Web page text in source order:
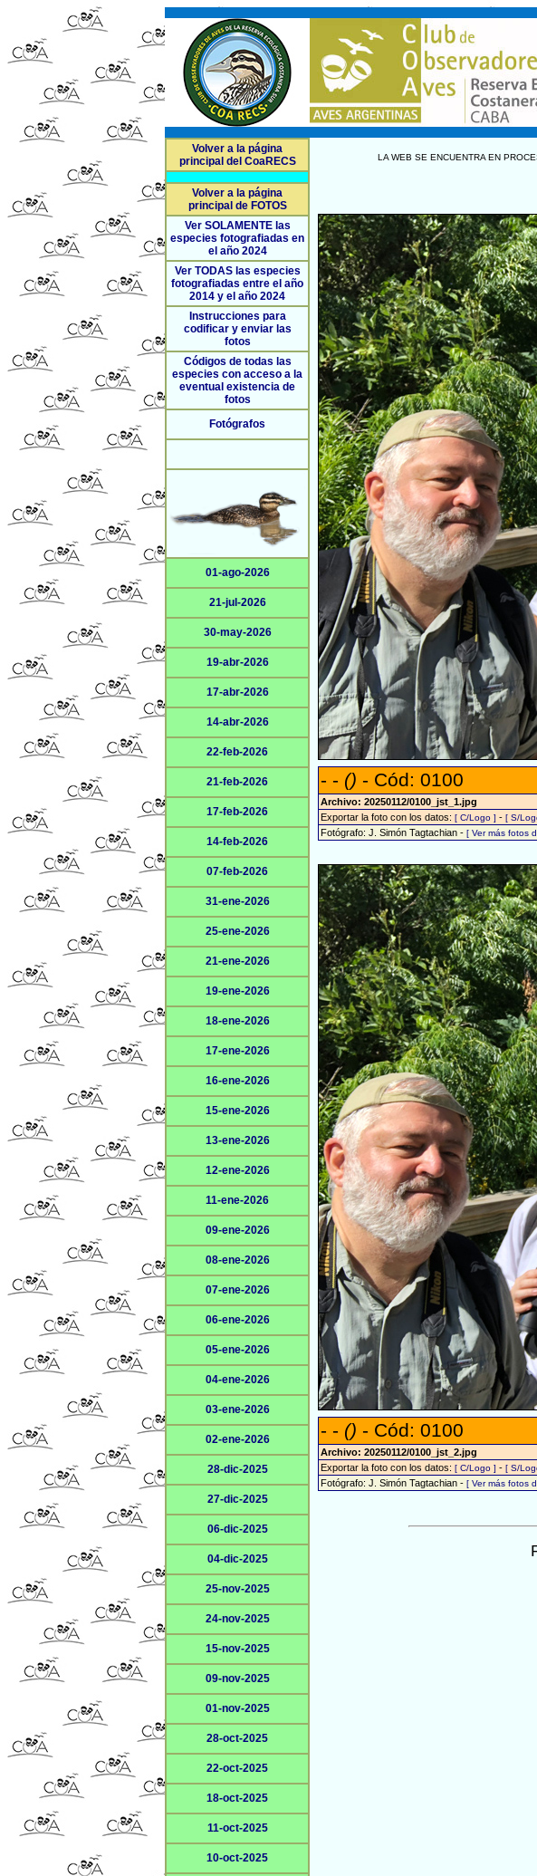
Volver a la página
principal del CoaRECS
Volver a la página
principal de FOTOS
Ver SOLAMENTE las
especies fotografiadas en
el año 2024
Ver TODAS las especies
fotografiadas entre el año
2014 y el año 2024
Instrucciones para
codificar y enviar las
fotos
Códigos de todas las
especies con acceso a la
eventual existencia de
fotos
Fotógrafos
01-ago-2026
21-jul-2026
30-may-2026
19-abr-2026
17-abr-2026
14-abr-2026
22-feb-2026
21-feb-2026
17-feb-2026
14-feb-2026
07-feb-2026
31-ene-2026
25-ene-2026
21-ene-2026
19-ene-2026
18-ene-2026
17-ene-2026
16-ene-2026
15-ene-2026
13-ene-2026
12-ene-2026
11-ene-2026
09-ene-2026
08-ene-2026
07-ene-2026
06-ene-2026
05-ene-2026
04-ene-2026
03-ene-2026
02-ene-2026
28-dic-2025
27-dic-2025
06-dic-2025
04-dic-2025
25-nov-2025
24-nov-2025
15-nov-2025
09-nov-2025
01-nov-2025
28-oct-2025
22-oct-2025
18-oct-2025
11-oct-2025
10-oct-2025
LA WEB SE ENCUENTRA EN
- - () - Cód: 0100
Archivo: 20250112/0100_jst_1.jpg
Exportar la foto con los datos: [ C/Logo ] - [ S/
Fotógrafo: J. Simón Tagtachian - [ Ver más fotos
- - () - Cód: 0100
Archivo: 20250112/0100_jst_2.jpg
Exportar la foto con los datos: [ C/Logo ] - [ S/
Fotógrafo: J. Simón Tagtachian - [ Ver más fotos